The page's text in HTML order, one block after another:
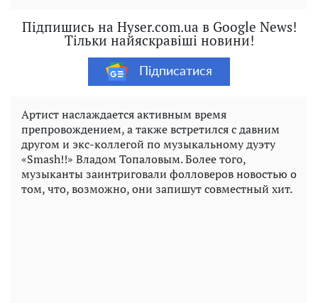
Підпишись на Hyser.com.ua в Google News!
Тільки найяскравіші новини!
Підписатися
Артист наслаждается активным время
препровождением, а также встретился с давним
другом и экс-коллегой по музыкальному дуэту
«Smash!!» Владом Топаловым. Более того,
музыканты заинтриговали фолловеров новостью о
том, что, возможно, они запишут совместный хит.